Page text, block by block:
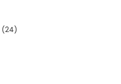
(24)